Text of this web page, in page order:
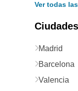
Ver todas
Madrid
Barcelona
Valencia